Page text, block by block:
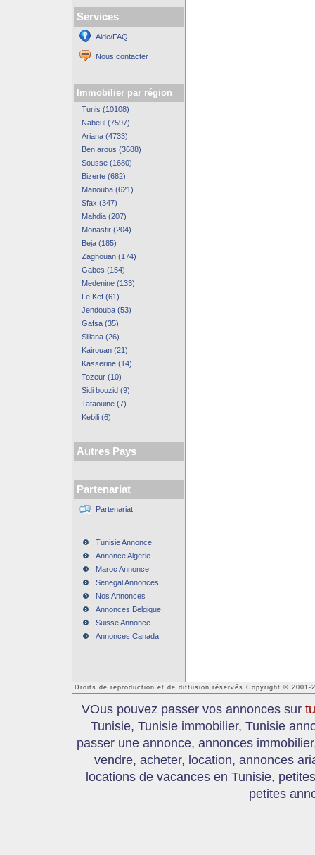
Services
Aide/FAQ
Nous contacter
Immobilier par région
Tunis (10108)
Nabeul (7597)
Ariana (4733)
Ben arous (3688)
Sousse (1680)
Bizerte (682)
Manouba (621)
Sfax (347)
Mahdia (207)
Monastir (204)
Beja (185)
Zaghouan (174)
Gabes (154)
Medenine (133)
Le Kef (61)
Jendouba (53)
Gafsa (35)
Siliana (26)
Kairouan (21)
Kasserine (14)
Tozeur (10)
Sidi bouzid (9)
Tataouine (7)
Kebili (6)
Autres Pays
Partenariat
Partenariat
Tunisie Annonce
Annonce Algerie
Maroc Annonce
Senegal Annonces
Nos Annonces
Annonces Belgique
Suisse Annonce
Annonces Canada
Droits de reproduction et de diffusion réservés Copyright © 2001-
VOus pouvez passer vos annonces sur
Tunisie, Tunisie immobilier, Tunisie
passer une annonce, annonces
vendre, acheter, location, annonces
locations de vacances en Tunisie,
petites